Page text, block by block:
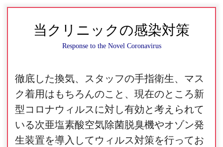
当クリニックの感染対策
Response to the Novel Coronavirus
徹底した換気、スタッフの手指衛生、マス
ク着用はもちろんのこと、現在のところ新
型コロナウィルスに対し有効と考えられて
いる次亜塩素酸空気除菌脱臭機やオゾン発
生装置を導入してウィルス対策を行ってお